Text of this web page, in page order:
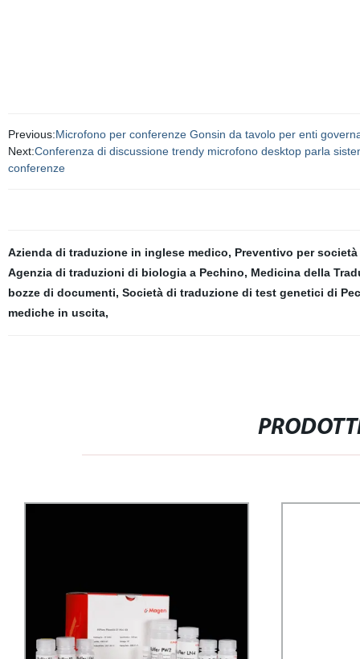
Previous:Microfono per conferenze Gonsin da tavolo per enti
Next:Conferenza di discussione trendy microfono desktop parla
conferenze
Azienda di traduzione in inglese medico, Preventivo per
Agenzia di traduzioni di biologia a Pechino, Medicina della
bozze di documenti, Società di traduzione di test genetici di
mediche in uscita,